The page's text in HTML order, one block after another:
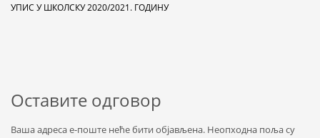
УПИС У ШКОЛСКУ 2020/2021. ГОДИНУ
Оставите одговор
Ваша адреса е-поште неће бити објављена. Неопходна поља су